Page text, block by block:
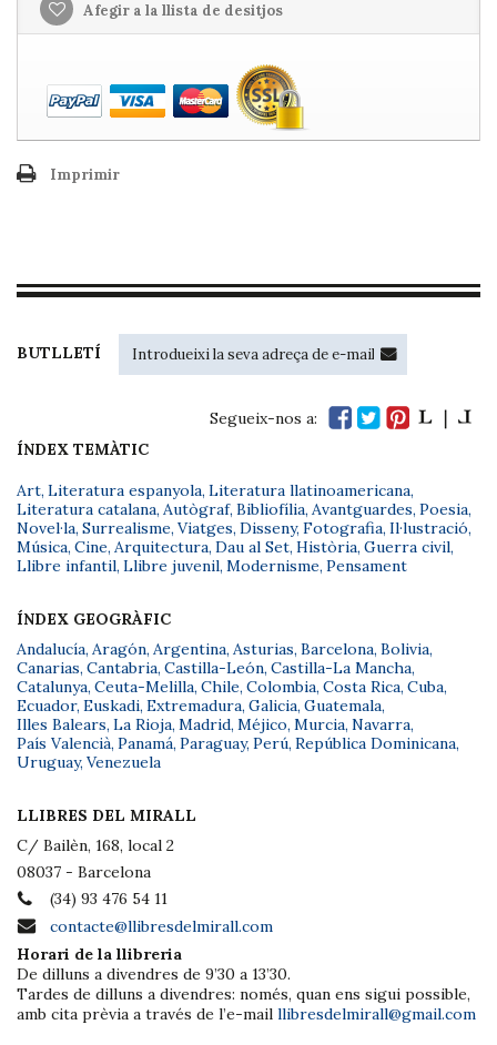
Afegir a la llista de desitjos
Imprimir
BUTLLETÍ
Segueix-nos a:
ÍNDEX TEMÀTIC
Art, Literatura espanyola, Literatura llatinoamericana,
Literatura catalana, Autògraf, Bibliofília, Avantguardes, Poesia,
Novel·la, Surrealisme, Viatges, Disseny, Fotografia, Il·lustració,
Música, Cine, Arquitectura, Dau al Set, Història, Guerra civil,
Llibre infantil, Llibre juvenil, Modernisme, Pensament
ÍNDEX GEOGRÀFIC
Andalucía, Aragón, Argentina, Asturias, Barcelona, Bolivia,
Canarias, Cantabria, Castilla-León, Castilla-La Mancha,
Catalunya, Ceuta-Melilla, Chile, Colombia, Costa Rica, Cuba,
Ecuador, Euskadi, Extremadura, Galicia, Guatemala,
Illes Balears, La Rioja, Madrid, Méjico, Murcia, Navarra,
País Valencià, Panamá, Paraguay, Perú, República Dominicana,
Uruguay, Venezuela
LLIBRES DEL MIRALL
C/ Bailèn, 168, local 2
08037 - Barcelona
(34) 93 476 54 11
contacte@llibresdelmirall.com
Horari de la llibreria
De dilluns a divendres de 9’30 a 13’30.
Tardes de dilluns a divendres: només, quan ens sigui possible,
amb cita prèvia a través de l’e-mail llibresdelmirall@gmail.com